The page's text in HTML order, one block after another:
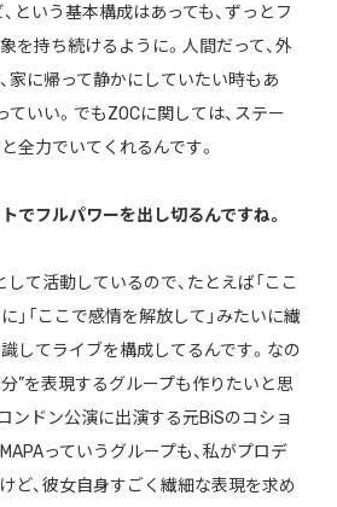
、という基本構成はあっても、ずっとフ
を持ち続けるように。人間だって、外
家に帰って静かにしていたい時もあ
ていい。でもZOCに関しては、ステー
全力でいてくれるんです。
フルパワーを出し切るんですね。
して活動しているので、たとえば「ここ
」「ここで感情を解放して」みたいに繊
してライブを構成してるんです。なの
”を表現するグループも作りたいと思
ンドン公演に出演する元BiSのコショ
っていうグループも、私がプロデ
ど、彼女自身すごく繊細な表現を求め